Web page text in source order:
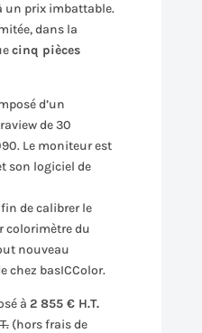
un prix imbattable.
dans la
cinq pièces
d’un
de 30
Le moniteur est
son logiciel de
de calibrer le
colorimètre du
nouveau
chez basICColor.
à 2 855 € H.T.
(hors frais de